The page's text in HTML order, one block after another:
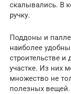
скалывались. В
ручку.
Поддоны и
наиболее
строительстве и
участке. Из них
множество не
полезных